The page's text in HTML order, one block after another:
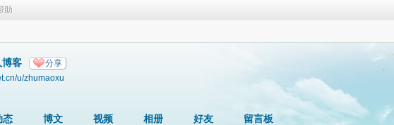
助
客 分享
u/zhumaoxu
态 博文 视频 相册 好友 留言板